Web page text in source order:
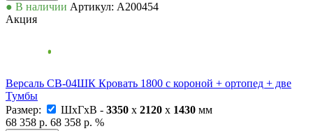
● В наличии Артикул: А200454
Акция
Версаль СВ-04ШК Кровать 1800 с короной + ортопед + две
Тумбы
Размер:
ШxГxВ - 3350 x 2120 x 1430 мм
68 358 р. 68 358 р. %